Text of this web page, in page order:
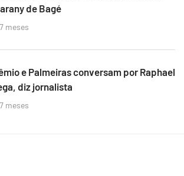
de Bagé
meses
e Palmeiras conversam por Raphael
diz jornalista
meses